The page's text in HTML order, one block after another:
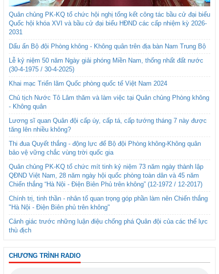
Quân chủng PK-KQ tổ chức hội nghị tổng kết công tác bầu cử đại biểu
Quốc hội khóa XVI và bầu cử đại biểu HĐND các cấp nhiệm kỳ 2026-
2031
Dấu ấn Bộ đội Phòng không - Không quân trên địa bàn Nam Trung Bộ
Lễ kỷ niệm 50 năm Ngày giải phóng Miền Nam, thống nhất đất nước
(30-4-1975 / 30-4-2025)
Khai mạc Triển lãm Quốc phòng quốc tế Việt Nam 2024
Chủ tịch Nước Tô Lâm thăm và làm việc tại Quân chủng Phòng không
- Không quân
Lương sĩ quan Quân đội cấp úy, cấp tá, cấp tướng tháng 7 này được
tăng lên nhiều không?
Thi đua Quyết thắng - động lực để Bộ đội Phòng không-Không quân
bảo vệ vững chắc vùng trời quốc gia
Quân chủng PK-KQ tổ chức mít tinh kỷ niệm 73 năm ngày thành lập
QĐND Việt Nam, 28 năm ngày hội quốc phòng toàn dân và 45 năm
Chiến thắng “Hà Nội - Điện Biên Phủ trên không” (12-1972 / 12-2017)
Chính trị, tinh thần - nhân tố quan trọng góp phần làm nên Chiến thắng
"Hà Nội - Điện Biên phủ trên không"
Cảnh giác trước những luận điệu chống phá Quân đội của các thế lực
thù địch
CHƯƠNG TRÌNH RADIO